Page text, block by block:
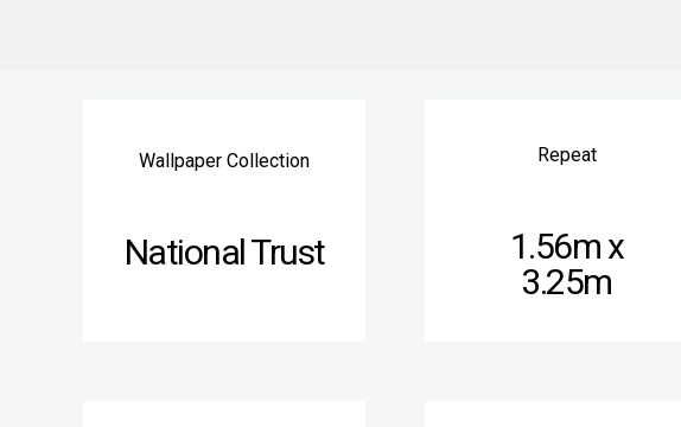
Wallpaper Collection
National Trust
Repeat
1.56m x
3.25m